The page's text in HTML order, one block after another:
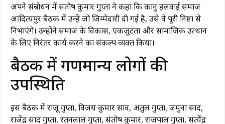
अपने संबोधन में संतोष कुमार गुप्ता ने कहा कि कानु हलवाई समाज
आदित्यपुर बैठक में उन्हें जो जिम्मेदारी दी गई है, उसे वे पूरी निष्ठा से
निभाएंगे। उन्होंने समाज के विकास, एकजुटता और सामाजिक उत्थान
के लिए निरंतर कार्य करने का संकल्प व्यक्त किया।
बैठक में गणमान्य लोगों की
उपस्थिति
इस बैठक में राजू गुप्ता, विजय कुमार साव, अतुल गुप्ता, जमुना प्रसाद,
राजेंद्र प्रसाद गुप्ता, रतनलाल गुप्ता, संतोष कुमार, राजपाल गुप्ता, सत्येंद्र